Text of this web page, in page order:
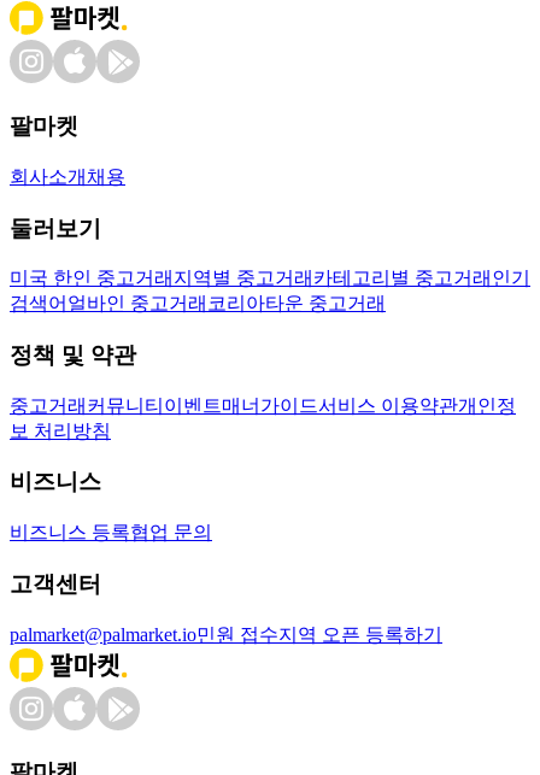
팔마켓
회사소개 채용
둘러보기
미국 한인 중고거래 지역별 중고거래 카테고리별 중고거래 인기
검색어 얼바인 중고거래 코리아타운 중고거래
정책 및 약관
중고거래 커뮤니티 이벤트매너가이드서비스 이용약관개인정
보 처리방침
비즈니스
비즈니스 등록협업 문의
고객센터
palmarket@palmarket.io민원 접수지역 오픈 등록하기